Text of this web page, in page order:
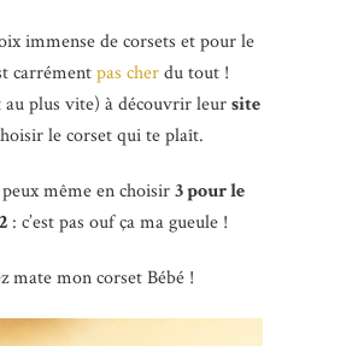
immense de corsets et pour le
carrémentpas cherdu tout !
au plus vite) à découvrir leursite
le corset qui te plaît.
même en choisir3 pour le
: c’est pas ouf ça ma gueule !
mate mon corset Bébé !